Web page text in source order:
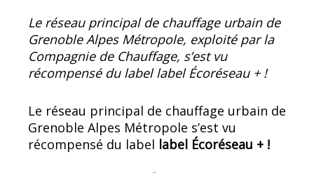
Le réseau principal de chauffage urbain de
Grenoble Alpes Métropole, exploité par la
Compagnie de Chauffage, s’est vu
récompensé du label label Écoréseau + !
Le réseau principal de chauffage urbain de
Grenoble Alpes Métropole s’est vu
récompensé du label label Écoréseau + !